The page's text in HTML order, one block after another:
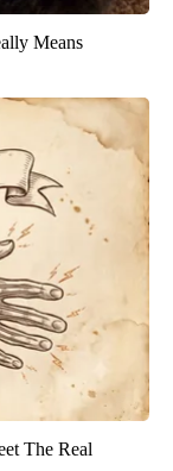
Means
The Real